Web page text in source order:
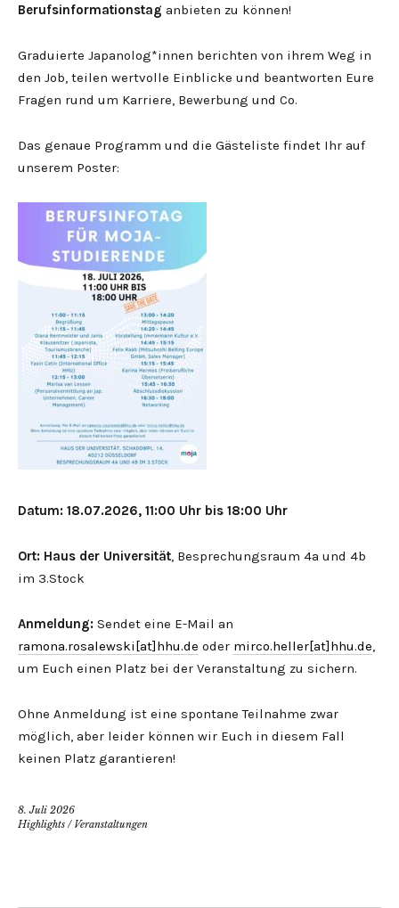
Berufsinformationstag anbieten zu können!
Graduierte Japanolog*innen berichten von ihrem Weg in
den Job, teilen wertvolle Einblicke und beantworten Eure
Fragen rund um Karriere, Bewerbung und Co.
Das genaue Programm und die Gästeliste findet Ihr auf
unserem Poster:
Datum: 18.07.2026, 11:00 Uhr bis 18:00 Uhr
Ort: Haus der Universität, Besprechungsraum 4a und 4b
im 3.Stock
Anmeldung: Sendet eine E-Mail an
ramona.rosalewski[at]hhu.de oder mirco.heller[at]hhu.de,
um Euch einen Platz bei der Veranstaltung zu sichern.
Ohne Anmeldung ist eine spontane Teilnahme zwar
möglich, aber leider können wir Euch in diesem Fall
keinen Platz garantieren!
8. Juli 2026
Highlights / Veranstaltungen